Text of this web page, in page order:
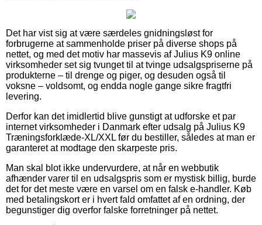
Det har vist sig at være særdeles gnidningsløst for
forbrugerne at sammenholde priser på diverse shops på
nettet, og med det motiv har massevis af Julius K9 online
virksomheder set sig tvunget til at tvinge udsalgspriserne på
produkterne – til drenge og piger, og desuden også til
voksne – voldsomt, og endda nogle gange sikre fragtfri
levering.
Derfor kan det imidlertid blive gunstigt at udforske et par
internet virksomheder i Danmark efter udsalg på Julius K9
Træningsforklæde-XL/XXL før du bestiller, således at man er
garanteret at modtage den skarpeste pris.
Man skal blot ikke undervurdere, at når en webbutik
afhænder varer til en udsalgspris som er mystisk billig, burde
det for det meste være en varsel om en falsk e-handler. Køb
med betalingskort er i hvert fald omfattet af en ordning, der
begunstiger dig overfor falske forretninger på nettet.